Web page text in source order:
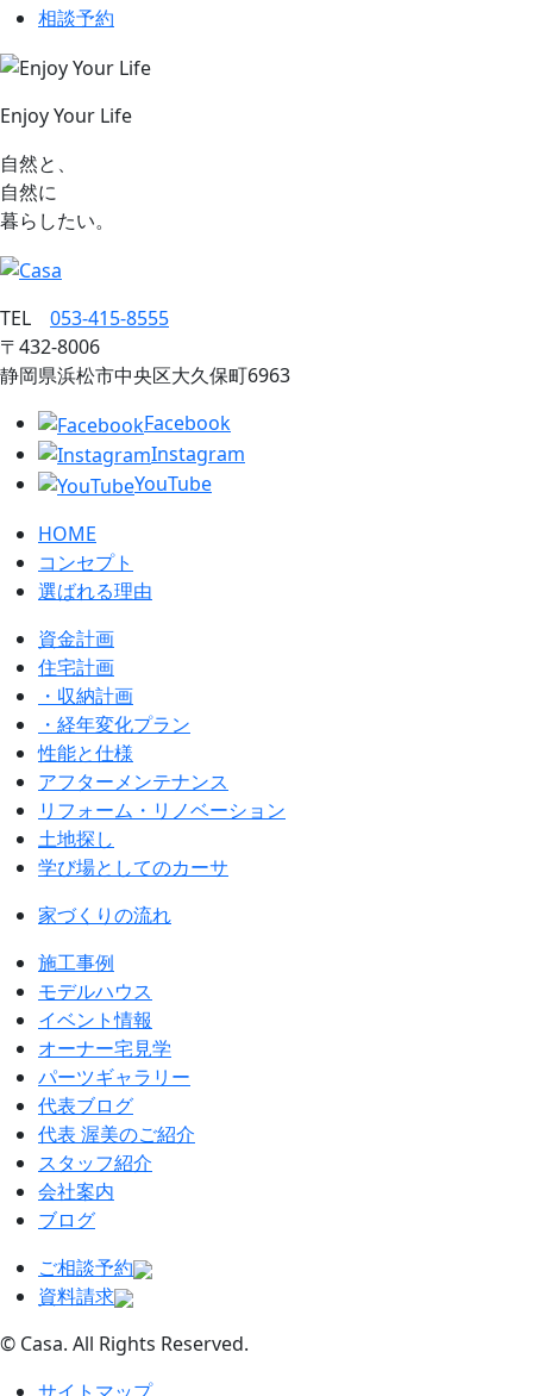
相談予約
Enjoy Your Life
自然と、
自然に
暮らしたい。
TEL 053‐415‐8555
〒432‐8006
静岡県浜松市中央区大久保町6963
Facebook
Instagram
YouTube
HOME
コンセプト
選ばれる理由
資金計画
住宅計画
・収納計画
・経年変化プラン
性能と仕様
アフターメンテナンス
リフォーム・リノベーション
土地探し
学び場としてのカーサ
家づくりの流れ
施工事例
モデルハウス
イベント情報
オーナー宅見学
パーツギャラリー
代表ブログ
代表 渥美のご紹介
スタッフ紹介
会社案内
ブログ
ご相談予約
資料請求
© Casa. All Rights Reserved.